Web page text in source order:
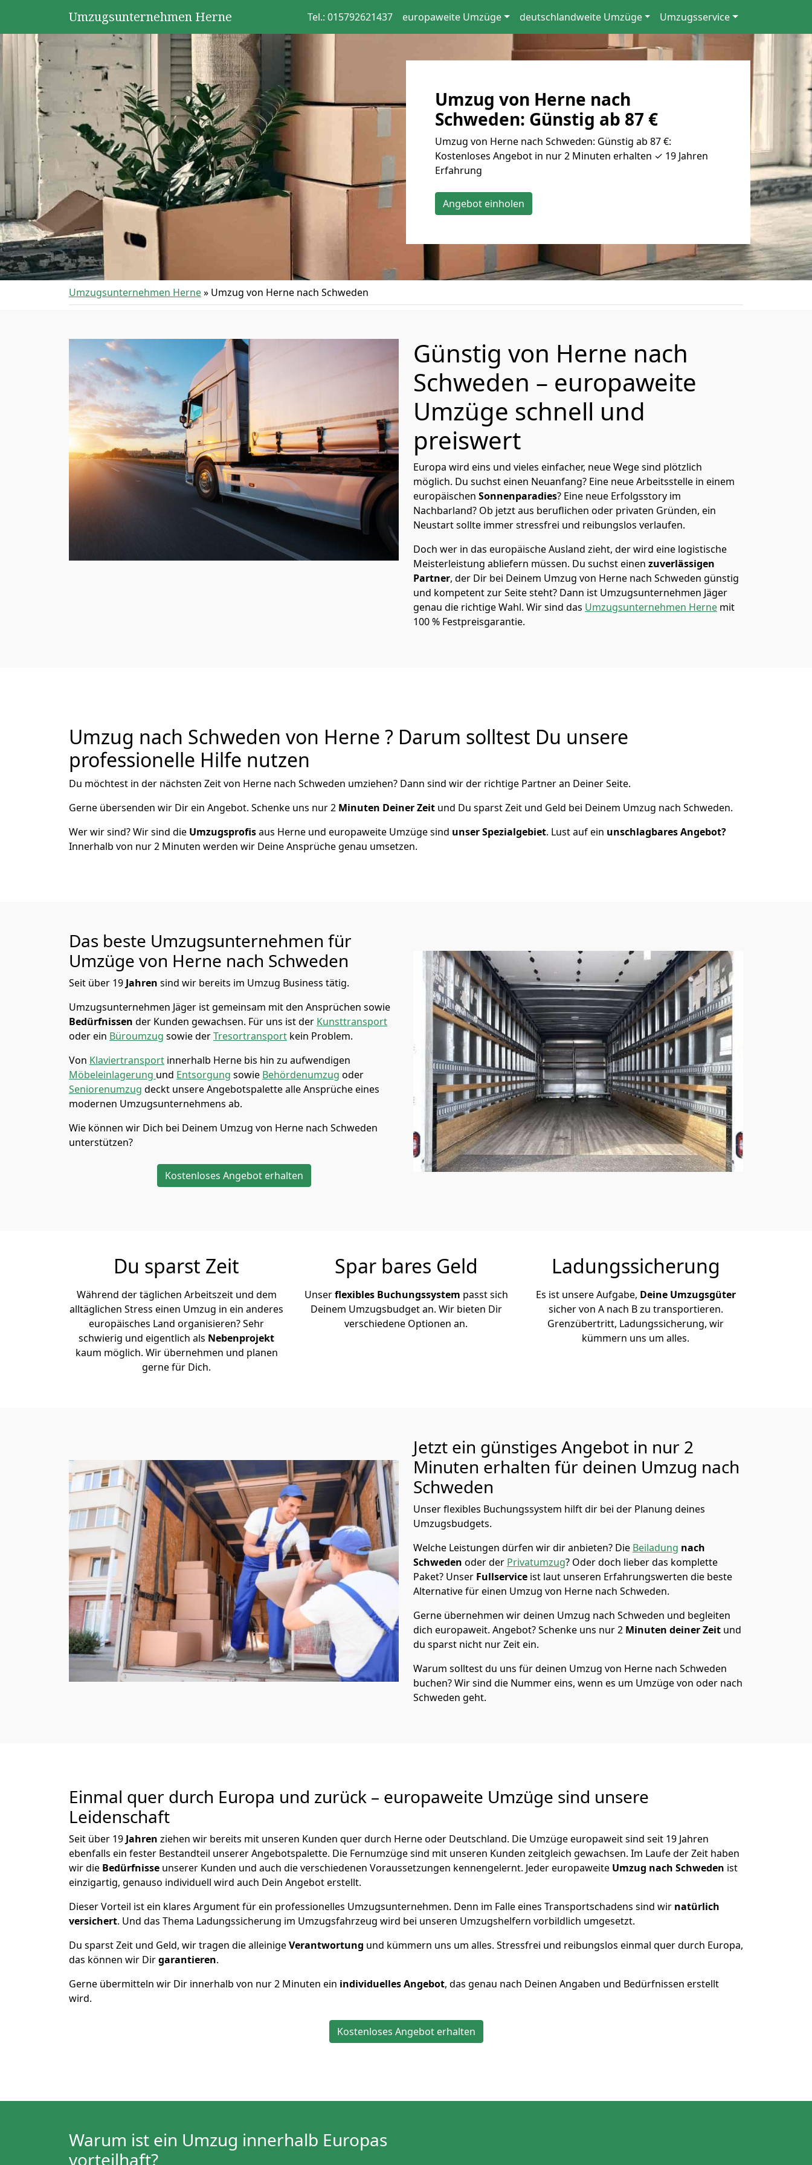
Umzugsunternehmen Herne Tel.: 015792621437 europaweite Umzüge deutschlandweite Umzüge Umzugsservice
Umzug von Herne nach
Schweden: Günstig ab 87 €
Umzug von Herne nach Schweden: Günstig ab 87 €:
Kostenloses Angebot in nur 2 Minuten erhalten ✓ 19 Jahren
Erfahrung
Angebot einholen
Umzugsunternehmen Herne» Umzug von Herne nach Schweden
Günstig von Herne nach
Schweden – europaweite
Umzüge schnell und
preiswert
Europa wird eins und vieles einfacher, neue Wege sind plötzlich
möglich. Du suchst einen Neuanfang? Eine neue Arbeitsstelle in einem
europäischen Sonnenparadies? Eine neue Erfolgsstory im
Nachbarland? Ob jetzt aus beruflichen oder privaten Gründen, ein
Neustart sollte immer stressfrei und reibungslos verlaufen.
Doch wer in das europäische Ausland zieht, der wird eine logistische
Meisterleistung abliefern müssen. Du suchst einen zuverlässigen
Partner, der Dir bei Deinem Umzug von Herne nach Schweden günstig
und kompetent zur Seite steht? Dann ist Umzugsunternehmen Jäger
genau die richtige Wahl. Wir sind das Umzugsunternehmen Herne mit
100 % Festpreisgarantie.
Umzug nach Schweden von Herne ? Darum solltest Du unsere
professionelle Hilfe nutzen
Du möchtest in der nächsten Zeit von Herne nach Schweden umziehen? Dann sind wir der richtige Partner an Deiner Seite.
Gerne übersenden wir Dir ein Angebot. Schenke uns nur2 Minuten Deiner Zeit und Du sparst Zeit und Geld bei Deinem Umzug nach Schweden.
Wer wir sind? Wir sind die Umzugsprofisaus Herne und europaweite Umzüge sind unser Spezialgebiet. Lust auf ein unschlagbares Angebot?
Innerhalb von nur2 Minuten werden wir Deine Ansprüche genau umsetzen.
Das beste Umzugsunternehmen für
Umzüge von Herne nach Schweden
Seit über 19 Jahren sind wir bereits im Umzug Business tätig.
Umzugsunternehmen Jäger ist gemeinsam mit den Ansprüchen sowie
Bedürfnissen der Kunden gewachsen. Für uns ist der Kunsttransport
oder ein Büroumzug sowie derTresortransport kein Problem.
Von Klaviertransport innerhalb Herne bis hin zu aufwendigen
Möbeleinlagerung und Entsorgung sowie Behördenumzug oder
Seniorenumzug deckt unsere Angebotspalette alle Ansprüche eines
modernen Umzugsunternehmens ab.
Wie können wir Dich bei Deinem Umzug von Herne nach Schweden
unterstützen?
Kostenloses Angebot erhalten
Du sparst Zeit
Während der täglichen Arbeitszeit und dem
alltäglichen Stress einen Umzug in ein anderes
europäisches Land organisieren? Sehr
schwierig und eigentlich als Nebenprojekt
kaum möglich. Wir übernehmen und planen
gerne für Dich.
Spar bares Geld
Unserflexibles Buchungssystem passt sich
Deinem Umzugsbudget an. Wir bieten Dir
verschiedene Optionen an.
Ladungssicherung
Es ist unsere Aufgabe, Deine Umzugsgüter
sicher von A nach B zu transportieren.
Grenzübertritt, Ladungssicherung, wir
kümmern uns um alles.
Jetzt ein günstiges Angebot in nur 2
Minuten erhalten für deinen Umzug nach
Schweden
Unser flexibles Buchungssystem hilft dir bei der Planung deines
Umzugsbudgets.
Welche Leistungen dürfen wir dir anbieten? Die Beiladung nach
Schweden oder der Privatumzug? Oder doch lieber das komplette
Paket? Unser Fullservice ist laut unseren Erfahrungswerten die beste
Alternative für einen Umzug von Herne nach Schweden.
Gerne übernehmen wir deinen Umzug nach Schweden und begleiten
dich europaweit. Angebot? Schenke uns nur2 Minuten deiner Zeit und
du sparst nicht nur Zeit ein.
Warum solltest du uns für deinen Umzug von Herne nach Schweden
buchen? Wir sind die Nummer eins, wenn es um Umzüge von oder nach
Schweden geht.
Einmal quer durch Europa und zurück – europaweite Umzüge sind unsere
Leidenschaft
Seit über 19 Jahren ziehen wir bereits mit unseren Kunden quer durch Herneoder Deutschland. Die Umzüge europaweit sind seit 19 Jahren
ebenfalls ein fester Bestandteil unserer Angebotspalette. Die Fernumzüge sind mit unseren Kunden zeitgleich gewachsen. Im Laufe der Zeit haben
wir die Bedürfnisse unserer Kunden und auch die verschiedenen Voraussetzungen kennengelernt. Jeder europaweite Umzug nach Schweden ist
einzigartig, genauso individuell wird auch Dein Angebot erstellt.
Dieser Vorteil ist ein klares Argument für ein professionelles Umzugsunternehmen. Denn im Falle eines Transportschadens sind wir natürlich
versichert. Und das Thema Ladungssicherung im Umzugsfahrzeug wird bei unseren Umzugshelfern vorbildlich umgesetzt.
Du sparst Zeit und Geld, wir tragen die alleinigeVerantwortung und kümmern uns um alles. Stressfrei und reibungslos einmal quer durch Europa,
das können wir Dirgarantieren.
Gerne übermitteln wir Dir innerhalb von nur2 Minuten ein individuelles Angebot, das genau nach Deinen Angaben und Bedürfnissen erstellt
wird.
Kostenloses Angebot erhalten
Warum ist ein Umzug innerhalb Europas
vorteilhaft?